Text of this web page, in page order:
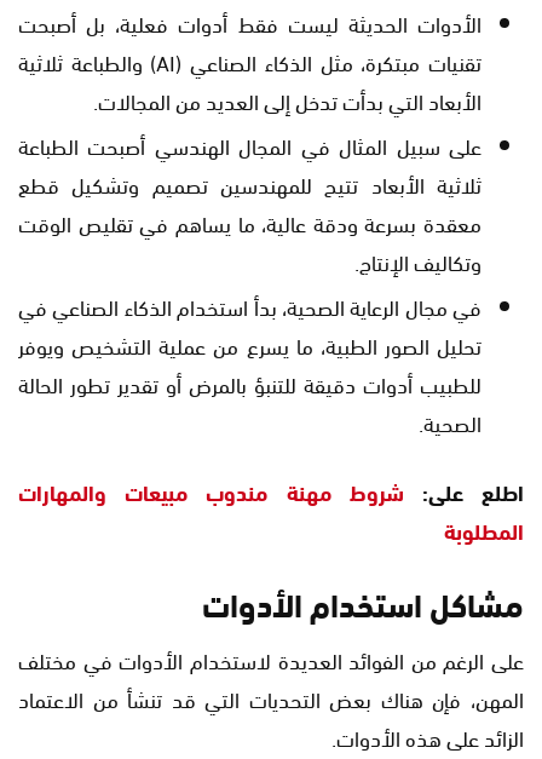
الأدوات الحديثة ليست فقط أدوات فعلية، بل أصبحت
تقنيات مبتكرة، مثل الذكاء الصناعي (AI) والطباعة ثلاثية
الأبعاد التي بدأت تدخل إلى العديد من المجالات.
على سبيل المثال في المجال الهندسي أصبحت الطباعة
ثلاثية الأبعاد تتيح للمهندسين تصميم وتشكيل قطع
معقدة بسرعة ودقة عالية، ما يساهم في تقليص الوقت
وتكاليف الإنتاج.
في مجال الرعاية الصحية، بدأ استخدام الذكاء الصناعي في
تحليل الصور الطبية، ما يسرع من عملية التشخيص ويوفر
للطبيب أدوات دقيقة للتنبؤ بالمرض أو تقدير تطور الحالة
الصحية.
اطلع على: شروط مهنة مندوب مبيعات والمهارات
المطلوبة
مشاكل استخدام الأدوات
على الرغم من الفوائد العديدة لاستخدام الأدوات في مختلف
المهن، فإن هناك بعض التحديات التي قد تنشأ من الاعتماد
الزائد على هذه الأدوات.